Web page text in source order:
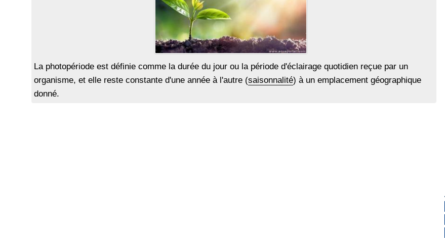
La photopériode est définie comme la durée du jour ou la période d'éclairage quotidien reçue par un
organisme, et elle reste constante d'une année à l'autre (saisonnalité) à un emplacement géographique
donné.